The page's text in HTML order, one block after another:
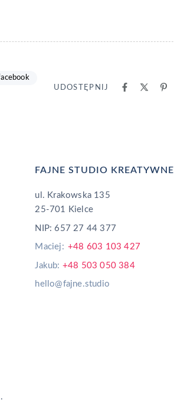
UDOSTĘPNIJ
FAJNE STUDIO KREATYWNE
ul. Krakowska 135
25-701 Kielce
NIP: 657 27 44 377
Maciej: +48 603 103 427
Jakub: +48 503 050 384
hello@fajne.studio